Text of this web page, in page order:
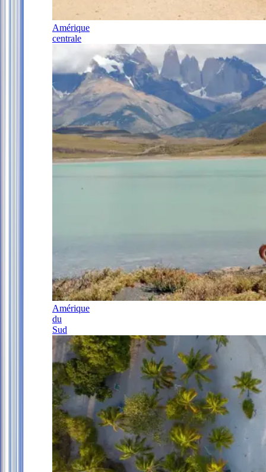
Amérique
centrale
Amérique
du
Sud